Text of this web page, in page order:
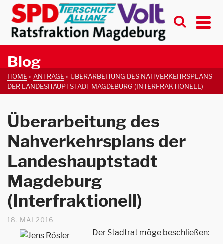
Blog
HOME» ANTRÄGE» ÜBERARBEITUNG DES NAHVERKEHRSPLANS
DER LANDESHAUPTSTADT MAGDEBURG (INTERFRAKTIONELL)
Überarbeitung des
Nahverkehrsplans der
Landeshauptstadt
Magdeburg
(Interfraktionell)
18. MAI 2016
Der Stadtrat möge beschließen: